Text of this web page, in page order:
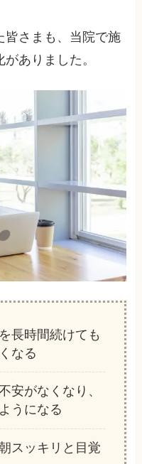
皆さまも、当院で施
ありました。
長時間続けても
なる
安がなくなり、
うになる
スッキリと目覚